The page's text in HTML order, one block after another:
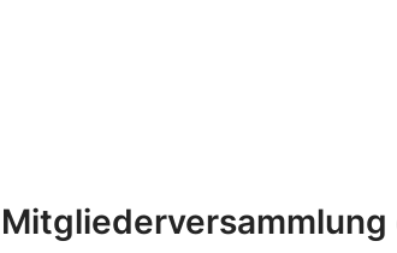
Mitgliederversammlung